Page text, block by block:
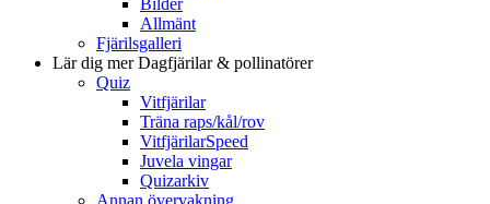
Allmänt
Fjärilsgalleri
Lär dig merDagfjärilar & pollinatörer
Quiz
Vitfjärilar
Träna raps/kål/rov
VitfjärilarSpeed
Juvela vingar
Quizarkiv
Annan övervakning